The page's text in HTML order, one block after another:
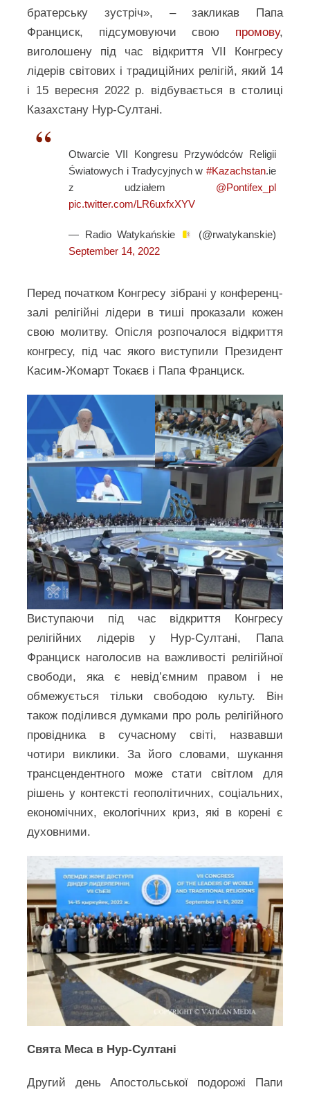
братерську зустріч», – закликав Папа
Франциск, підсумовуючи свою промову,
виголошену під час відкриття VII Конгресу
лідерів світових і традиційних релігій, який 14
і 15 вересня 2022 р. відбувається в столиці
Казахстану Нур-Султані.
Otwarcie VII Kongresu Przywódców Religii
Światowych i Tradycyjnych w #Kazachstan.ie
z udziałem @Pontifex_pl
pic.twitter.com/LR6uxfxXYV
— Radio Watykańskie
(@rwatykanskie)
September 14, 2022
Перед початком Конгресу зібрані у конференц-
залі релігійні лідери в тиші проказали кожен
свою молитву. Опісля розпочалося відкриття
конгресу, під час якого виступили Президент
Касим-Жомарт Токаєв і Папа Франциск.
Виступаючи під час відкриття Конгресу
релігійних лідерів у Нур-Султані, Папа
Франциск наголосив на важливості релігійної
свободи, яка є невід’ємним правом і не
обмежується тільки свободою культу. Він
також поділився думками про роль релігійного
провідника в сучасному світі, назвавши
чотири виклики. За його словами, шукання
трансцендентного може стати світлом для
рішень у контексті геополітичних, соціальних,
економічних, екологічних криз, які в корені є
духовними.
Свята Меса в Нур-Султані
Другий день Апостольської подорожі Папи